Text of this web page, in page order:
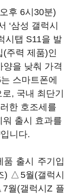
후 6시30분)
‘삼성 갤럭시
시탭 S11을 발
(주력 제품)인
을 낮춰 가격
스마트폰에
, 국내 최단기
한 호조세를
출시 효과를
니다.
품 출시 주기입
) △5월(갤럭시
월(갤럭시Z 플